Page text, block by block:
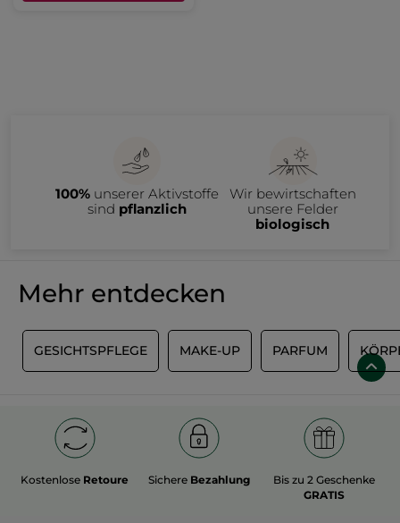
100%unserer Aktivstoffe
sind pflanzlich
Wir bewirtschaften
unsere Felder
biologisch
Mehr entdecken
GESICHTSPFLEGE MAKE-UP PARFUM
Kostenlose Retoure Sichere Bezahlung
Bis zu 2 Geschenke
GRATIS